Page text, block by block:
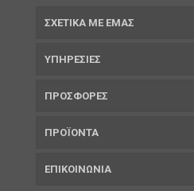
ΣΧΕΤΙΚΑ ΜΕ ΕΜΑΣ
ΥΠΗΡΕΣΙΕΣ
ΠΡΟΣΦΟΡΕΣ
ΠΡΟΪΟΝΤΑ
ΕΠΙΚΟΙΝΩΝΙΑ